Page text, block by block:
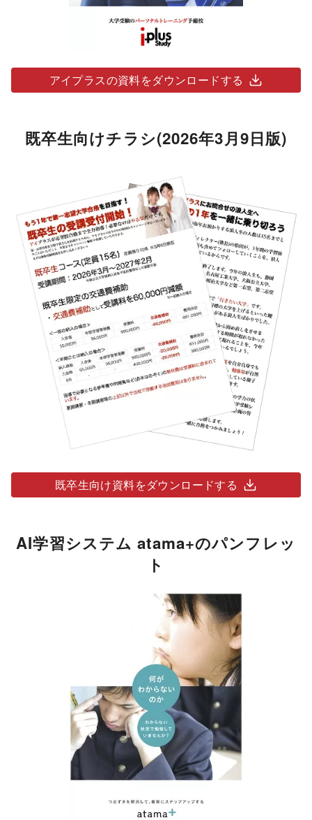
アイプラスの資料をダウンロードする
既卒生向けチラシ(2026年3月9日版)
既卒生向け資料をダウンロードする
AI学習システム atama+のパンフレッ
ト